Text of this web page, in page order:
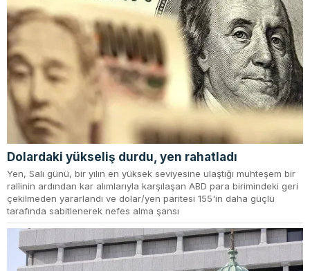
Dolardaki yükseliş durdu, yen rahatladı
Yen, Salı günü, bir yılın en yüksek seviyesine ulaştığı muhteşem bir
rallinin ardından kar alımlarıyla karşılaşan ABD para birimindeki geri
çekilmeden yararlandı ve dolar/yen paritesi 155'in daha güçlü
tarafında sabitlenerek nefes alma şansı